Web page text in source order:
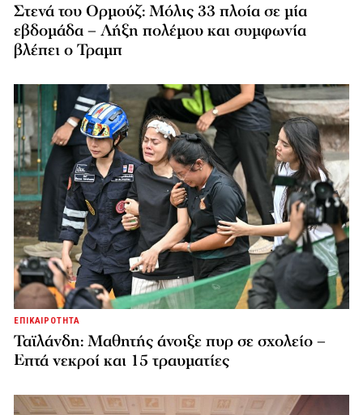
Στενά του Ορμούζ: Μόλις 33 πλοία σε μία
εβδομάδα – Λήξη πολέμου και συμφωνία
βλέπει ο Τραμπ
ΕΠΙΚΑΙΡΟΤΗΤΑ
Ταϊλάνδη: Μαθητής άνοιξε πυρ σε σχολείο –
Επτά νεκροί και 15 τραυματίες